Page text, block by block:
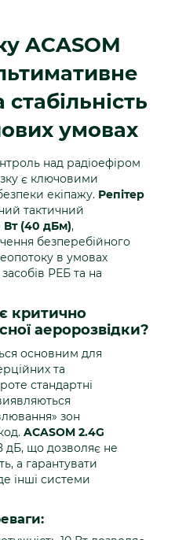
ACASOM
умовах
над радіоефіром
є ключовими
екіпажу. Репітер
тактичний
Вт (40 дБм),
безперебійного
в умовах
РЕБ та на
критично
аеророзвідки?
основним для
та
стандартні
зон
ACASOM 2.4G
дБ, що дозволяє не
а гарантувати
інші системи